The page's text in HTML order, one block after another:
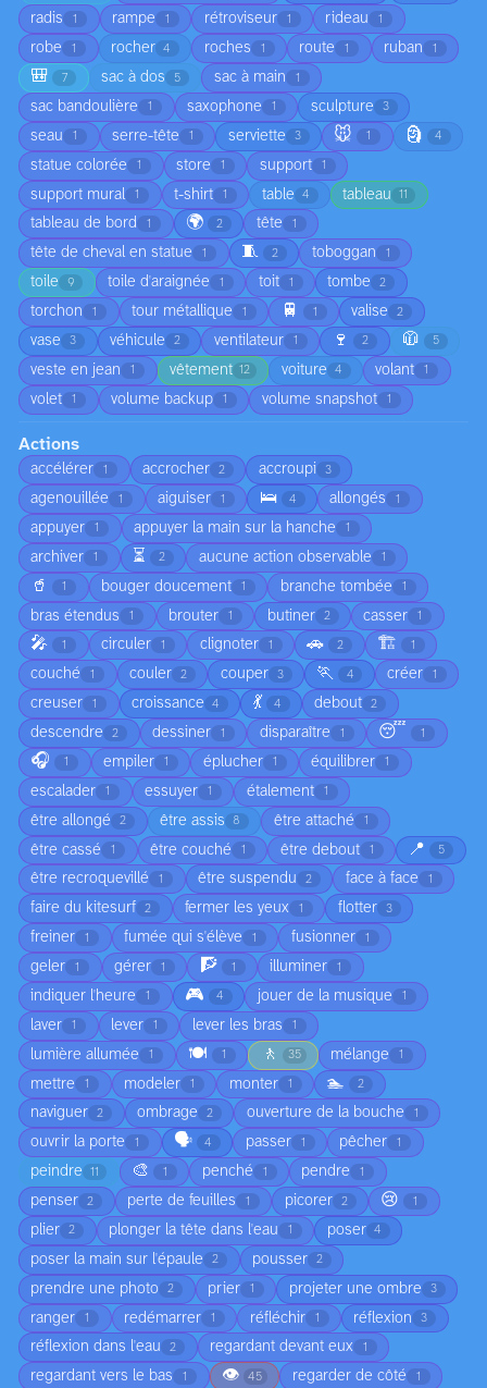
radis 1 rampe 1 rétroviseur 1 rideau 1
robe 1 rocher 4 roches 1 route 1 ruban 1
🎒 7 sac à dos 5 sac à main 1
sac bandoulière 1 saxophone 1 sculpture 3
seau 1 serre-tête 1 serviette 3 🐭 1 🗿 4
statue colorée 1 store 1 support 1
support mural 1 t-shirt 1 table 4 tableau 11
tableau de bord 1 🌍 2 tête 1
tête de cheval en statue 1 🧵 2 toboggan 1
toile 9 toile d'araignée 1 toit 1 tombe 2
torchon 1 tour métallique 1 🚆 1 valise 2
vase 3 véhicule 2 ventilateur 1 🍷 2 🧥 5
veste en jean 1 vêtement 12 voiture 4 volant 1
volet 1 volume backup 1 volume snapshot 1
Actions
accélérer 1 accrocher 2 accroupi 3
agenouillée 1 aiguiser 1 🛌 4 allongés 1
appuyer 1 appuyer la main sur la hanche 1
archiver 1 ⏳ 2 aucune action observable 1
🥤 1 bouger doucement 1 branche tombée 1
bras étendus 1 brouter 1 butiner 2 casser 1
🎤 1 circuler 1 clignoter 1 🚗 2 🏗️ 1
couché 1 couler 2 couper 3 🏃 4 créer 1
creuser 1 croissance 4 💃 4 debout 2
descendre 2 dessiner 1 disparaître 1 😴 1
🎧 1 empiler 1 éplucher 1 équilibrer 1
escalader 1 essuyer 1 étalement 1
être allongé 2 être assis 8 être attaché 1
être cassé 1 être couché 1 être debout 1 📍 5
être recroquevillé 1 être suspendu 2 face à face 1
faire du kitesurf 2 fermer les yeux 1 flotter 3
freiner 1 fumée qui s'élève 1 fusionner 1
geler 1 gérer 1 🧗 1 illuminer 1
indiquer l'heure 1 🎮 4 jouer de la musique 1
laver 1 lever 1 lever les bras 1
lumière allumée 1 🍽️ 1 🚶 35 mélange 1
mettre 1 modeler 1 monter 1 🏊 2
naviguer 2 ombrage 2 ouverture de la bouche 1
ouvrir la porte 1 🗣️ 4 passer 1 pêcher 1
peindre 11 🎨 1 penché 1 pendre 1
penser 2 perte de feuilles 1 picorer 2 😢 1
plier 2 plonger la tête dans l'eau 1 poser 4
poser la main sur l'épaule 2 pousser 2
prendre une photo 2 prier 1 projeter une ombre 3
ranger 1 redémarrer 1 réfléchir 1 réflexion 3
réflexion dans l'eau 2 regardant devant eux 1
regardant vers le bas 1 👁️ 45 regarder de côté 1